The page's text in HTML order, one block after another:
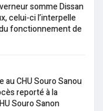
somme Dissan
celui-ci l’interpelle
fonctionnement de
CHU Souro Sanou
reporté à la
Souro Sanon